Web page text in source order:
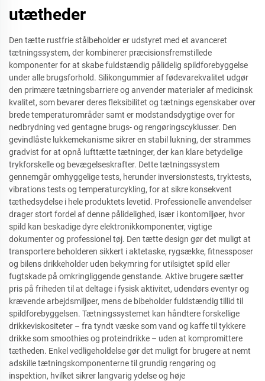
utætheder
Den tætte rustfrie stålbeholder er udstyret med et avanceret
tætningssystem, der kombinerer præcisionsfremstillede
komponenter for at skabe fuldstændig pålidelig spildforebyggelse
under alle brugsforhold. Silikongummier af fødevarekvalitet udgør
den primære tætningsbarriere og anvender materialer af medicinsk
kvalitet, som bevarer deres fleksibilitet og tætnings egenskaber over
brede temperaturområder samt er modstandsdygtige over for
nedbrydning ved gentagne brugs- og rengøringscyklusser. Den
gevindlåste lukkemekanisme sikrer en stabil lukning, der strammes
gradvist for at opnå lufttætte tætninger, der kan klare betydelige
trykforskelle og bevægelseskrafter. Dette tætningssystem
gennemgår omhyggelige tests, herunder inversionstests, tryktests,
vibrations tests og temperaturcykling, for at sikre konsekvent
tæthedsydelse i hele produktets levetid. Professionelle anvendelser
drager stort fordel af denne pålidelighed, især i kontomiljøer, hvor
spild kan beskadige dyre elektronikkomponenter, vigtige
dokumenter og professionel tøj. Den tætte design gør det muligt at
transportere beholderen sikkert i aktetaske, rygsække, fitnessposer
og bilens drikkeholder uden bekymring for utilsigtet spild eller
fugtskade på omkringliggende genstande. Aktive brugere sætter
pris på friheden til at deltage i fysisk aktivitet, udendørs eventyr og
krævende arbejdsmiljøer, mens de bibeholder fuldstændig tillid til
spildforebyggelsen. Tætningssystemet kan håndtere forskellige
drikkeviskositeter – fra tyndt væske som vand og kaffe til tykkere
drikke som smoothies og proteindrikke – uden at kompromittere
tætheden. Enkel vedligeholdelse gør det muligt for brugere at nemt
adskille tætningskomponenterne til grundig rengøring og
inspektion, hvilket sikrer langvarig ydelse og høje